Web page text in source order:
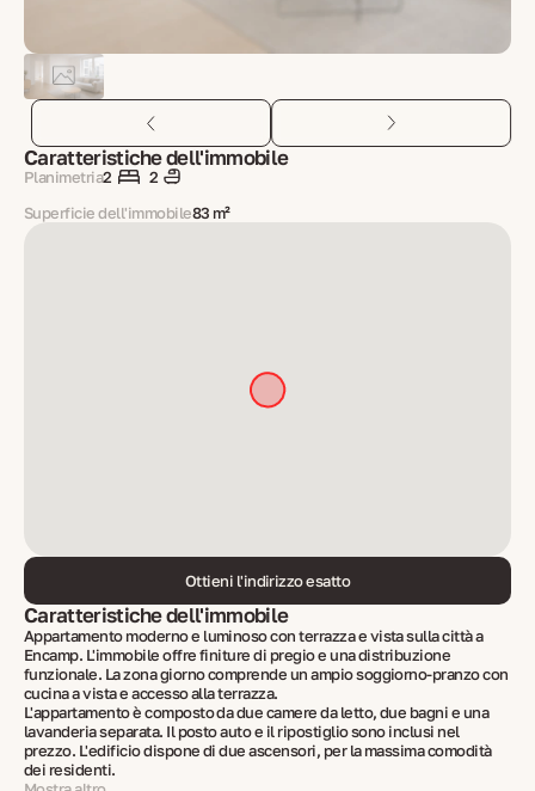
Caratteristiche dell'immobile
Planimetria2
2
Superficie dell'immobile83 m²
Ottieni l'indirizzo esatto
Caratteristiche dell'immobile
Appartamento moderno e luminoso con terrazza e vista sulla città a
Encamp. L'immobile offre finiture di pregio e una distribuzione
funzionale. La zona giorno comprende un ampio soggiorno-pranzo con
cucina a vista e accesso alla terrazza.
L'appartamento è composto da due camere da letto, due bagni e una
lavanderia separata. Il posto auto e il ripostiglio sono inclusi nel
prezzo. L'edificio dispone di due ascensori, per la massima comodità
dei residenti.